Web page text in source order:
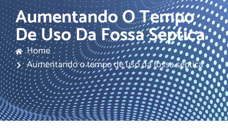
Aumentando O Tempo
De Uso Da Fossa Séptica
Home
Aumentando o tempo de uso da fossa séptica